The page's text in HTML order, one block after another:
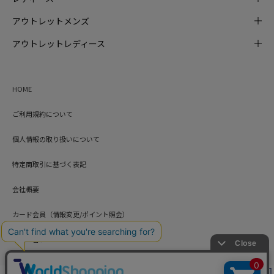
アウトレットメンズ
アウトレットレディース
HOME
ご利用規約について
個人情報の取り扱いについて
特定商取引に基づく表記
会社概要
カード会員（情報変更/ポイント照会）